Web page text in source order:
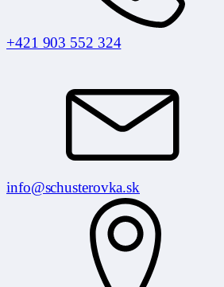
+421 903 552 324
info@schusterovka.sk